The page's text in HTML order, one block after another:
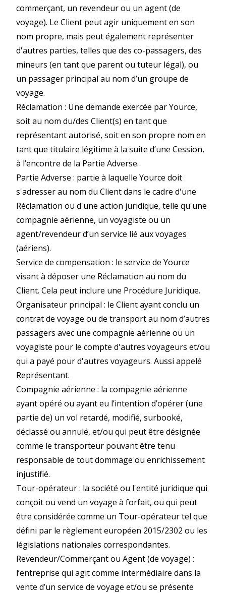
commerçant, un revendeur ou un agent (de
voyage). Le Client peut agir uniquement en son
nom propre, mais peut également représenter
d'autres parties, telles que des co-passagers, des
mineurs (en tant que parent ou tuteur légal), ou
un passager principal au nom d’un groupe de
voyage.
Réclamation : Une demande exercée par Yource,
soit au nom du/des Client(s) en tant que
représentant autorisé, soit en son propre nom en
tant que titulaire légitime à la suite d’une Cession,
à l’encontre de la Partie Adverse.
Partie Adverse : partie à laquelle Yource doit
s'adresser au nom du Client dans le cadre d'une
Réclamation ou d'une action juridique, telle qu'une
compagnie aérienne, un voyagiste ou un
agent/revendeur d’un service lié aux voyages
(aériens).
Service de compensation : le service de Yource
visant à déposer une Réclamation au nom du
Client. Cela peut inclure une Procédure Juridique.
Organisateur principal : le Client ayant conclu un
contrat de voyage ou de transport au nom d’autres
passagers avec une compagnie aérienne ou un
voyagiste pour le compte d'autres voyageurs et/ou
qui a payé pour d'autres voyageurs. Aussi appelé
Représentant.
Compagnie aérienne : la compagnie aérienne
ayant opéré ou ayant eu l’intention d’opérer (une
partie de) un vol retardé, modifié, surbooké,
déclassé ou annulé, et/ou qui peut être désignée
comme le transporteur pouvant être tenu
responsable de tout dommage ou enrichissement
injustifié.
Tour-opérateur : la société ou l'entité juridique qui
conçoit ou vend un voyage à forfait, ou qui peut
être considérée comme un Tour-opérateur tel que
défini par le règlement européen 2015/2302 ou les
législations nationales correspondantes.
Revendeur/Commerçant ou Agent (de voyage) :
l’entreprise qui agit comme intermédiaire dans la
vente d’un service de voyage et/ou se présente